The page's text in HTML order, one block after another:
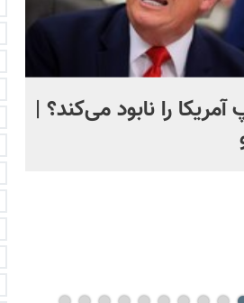
آمریکا را نابود می‌کند؟ |